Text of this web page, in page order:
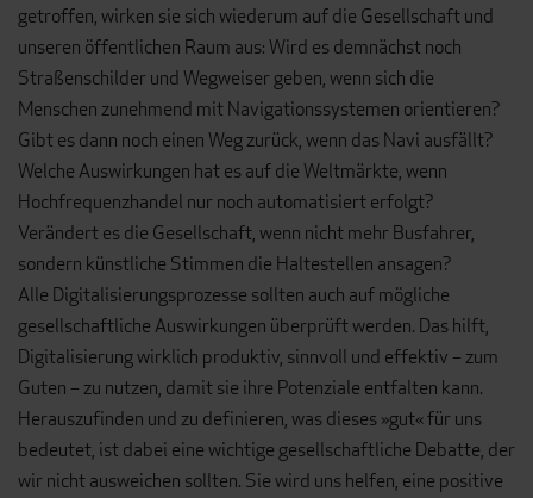
getroffen, wirken sie sich wiederum auf die Gesellschaft und
unseren öffentlichen Raum aus: Wird es demnächst noch
Straßenschilder und Wegweiser geben, wenn sich die
Menschen zunehmend mit Navigationssystemen orientieren?
Gibt es dann noch einen Weg zurück, wenn das Navi ausfällt?
Welche Auswirkungen hat es auf die Weltmärkte, wenn
Hochfrequenzhandel nur noch automatisiert erfolgt?
Verändert es die Gesellschaft, wenn nicht mehr Busfahrer,
sondern künstliche Stimmen die Haltestellen ansagen?
Alle Digitalisierungsprozesse sollten auch auf mögliche
gesellschaftliche Auswirkungen überprüft werden. Das hilft,
Digitalisierung wirklich produktiv, sinnvoll und effektiv – zum
Guten – zu nutzen, damit sie ihre Potenziale entfalten kann.
Herauszufinden und zu definieren, was dieses »gut« für uns
bedeutet, ist dabei eine wichtige gesellschaftliche Debatte, der
wir nicht ausweichen sollten. Sie wird uns helfen, eine positive